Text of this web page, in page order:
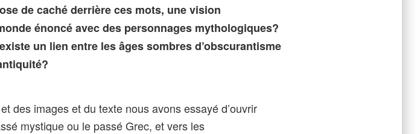
de caché derrière ces mots, une vision
énoncé avec des personnages mythologiques?
un lien entre les âges sombres d’obscurantisme
des images et du texte nous avons essayé d’ouvrir
mystique ou le passé Grec, et vers les